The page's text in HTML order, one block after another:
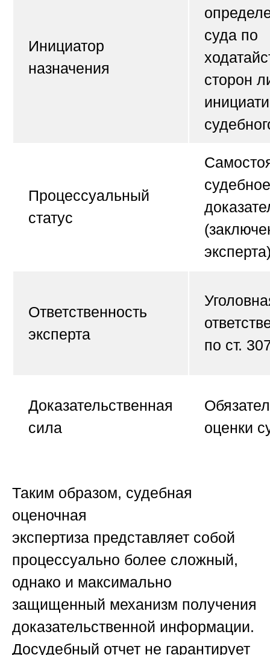
Инициатор
назначения
суда по
сторон
Процессуальный
статус
судебное
Ответственность
эксперта
по ст.
Доказательственная
сила
оценки
Таким образом, судебная
оценочная
экспертиза представляет собой
процессуально более сложный,
однако и максимально
защищенный механизм получения
доказательственной информации.
Досудебный отчет не гарантирует